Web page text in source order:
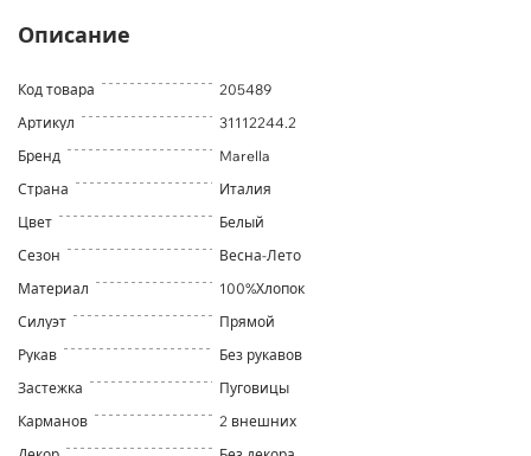
Описание
Код товара
205489
Артикул
31112244.2
Бренд
Marella
Страна
Италия
Цвет
Белый
Сезон
Весна-Лето
Материал
100%Хлопок
Силуэт
Прямой
Рукав
Без рукавов
Застежка
Пуговицы
Карманов
2 внешних